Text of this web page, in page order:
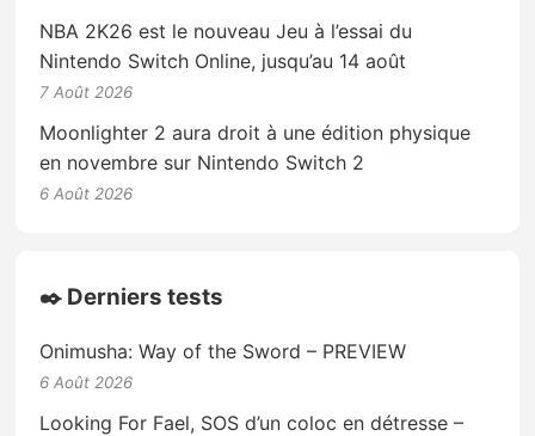
NBA 2K26 est le nouveau Jeu à l’essai du
Nintendo Switch Online, jusqu’au 14 août
7 Août 2026
Moonlighter 2 aura droit à une édition physique
en novembre sur Nintendo Switch 2
6 Août 2026
✒️ Derniers tests
Onimusha: Way of the Sword – PREVIEW
6 Août 2026
Looking For Fael, SOS d’un coloc en détresse –